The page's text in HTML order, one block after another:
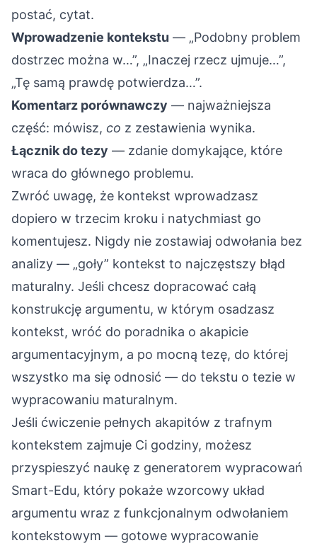
postać, cytat.
Wprowadzenie kontekstu — „Podobny problem
dostrzec można w…”, „Inaczej rzecz ujmuje…”,
„Tę samą prawdę potwierdza…”.
Komentarz porównawczy — najważniejsza
część: mówisz, co z zestawienia wynika.
Łącznik do tezy — zdanie domykające, które
wraca do głównego problemu.
Zwróć uwagę, że kontekst wprowadzasz
dopiero w trzecim kroku i natychmiast go
komentujesz. Nigdy nie zostawiaj odwołania bez
analizy — „goły” kontekst to najczęstszy błąd
maturalny. Jeśli chcesz dopracować całą
konstrukcję argumentu, w którym osadzasz
kontekst, wróć do poradnika o akapicie
argumentacyjnym, a po mocną tezę, do której
wszystko ma się odnosić — do tekstu o tezie w
wypracowaniu maturalnym.
Jeśli ćwiczenie pełnych akapitów z trafnym
kontekstem zajmuje Ci godziny, możesz
przyspieszyć naukę z generatorem wypracowań
Smart-Edu, który pokaże wzorcowy układ
argumentu wraz z funkcjonalnym odwołaniem
kontekstowym — gotowe wypracowanie